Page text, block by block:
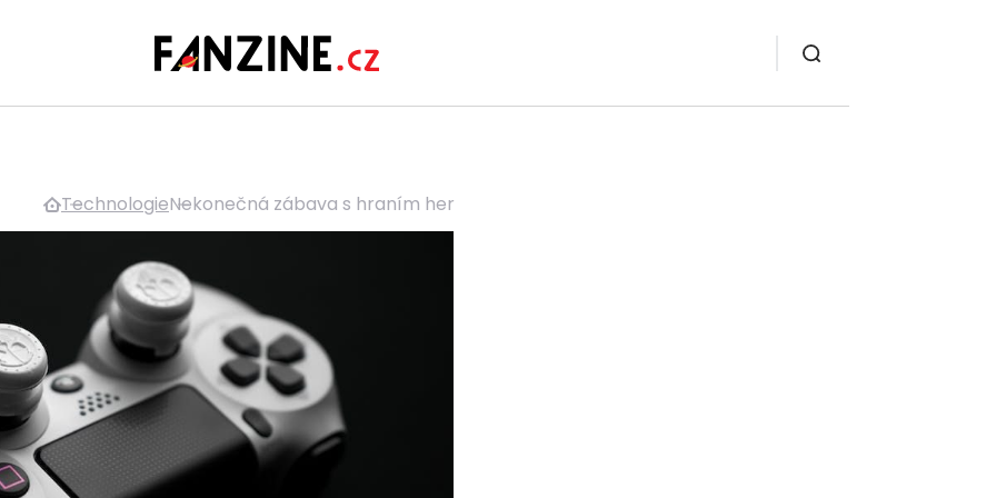
TechnologieNekonečná zábava s hraním her